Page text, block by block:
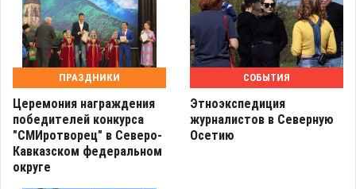
ПРАЗДНИКИ
Церемония награждения
победителей конкурса
"СМИротворец" в Северо-
Кавказском федеральном
округе
СОБЫТИЯ
Этноэкспедиция
журналистов в Северную
Осетию